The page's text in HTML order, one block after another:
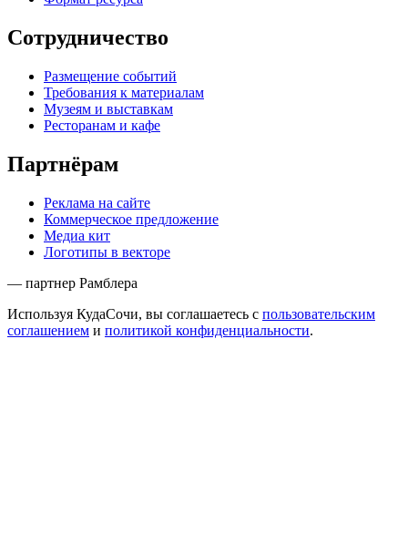
Сотрудничество
Размещение событий
Требования к материалам
Музеям и выставкам
Ресторанам и кафе
Партнёрам
Реклама на сайте
Коммерческое предложение
Медиа кит
Логотипы в векторе
— партнер Рамблера
Используя КудаСочи, вы соглашаетесь с пользовательским
соглашением и политикой конфиденциальности.